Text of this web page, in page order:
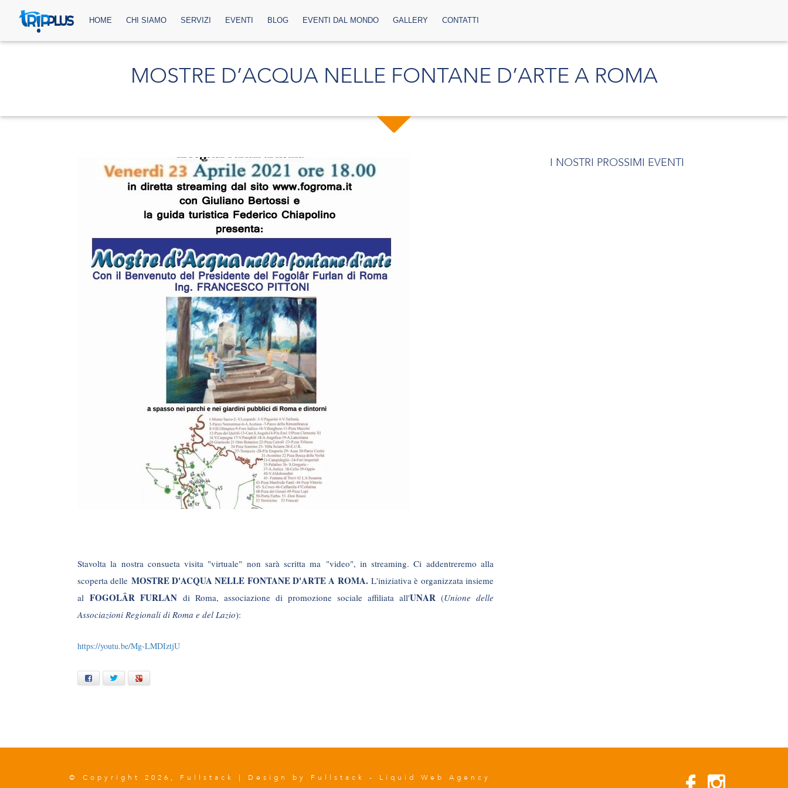
HOME CHI SIAMO SERVIZI EVENTI BLOG EVENTI DAL MONDO GALLERY CONTATTI
MOSTRE D’ACQUA NELLE FONTANE D’ARTE A ROMA
Stavolta la nostra consueta visita "virtuale" non sarà scritta ma "video", in streaming. Ci addentreremo alla
scoperta delle MOSTRE D'ACQUA NELLE FONTANE D'ARTE A ROMA.L'iniziativa è organizzata insieme
al FOGOLÂR FURLAN di Roma, associazione di promozione sociale affiliata all'UNAR (Unione delle
Associazioni Regionali di Roma e del Lazio):
https://youtu.be/Mg-LMDIztjU
Facebook Twitter
I NOSTRI PROSSIMI EVENTI
© Copyright 2026, Fullstack | Design by Fullstack - Liquid Web Agency